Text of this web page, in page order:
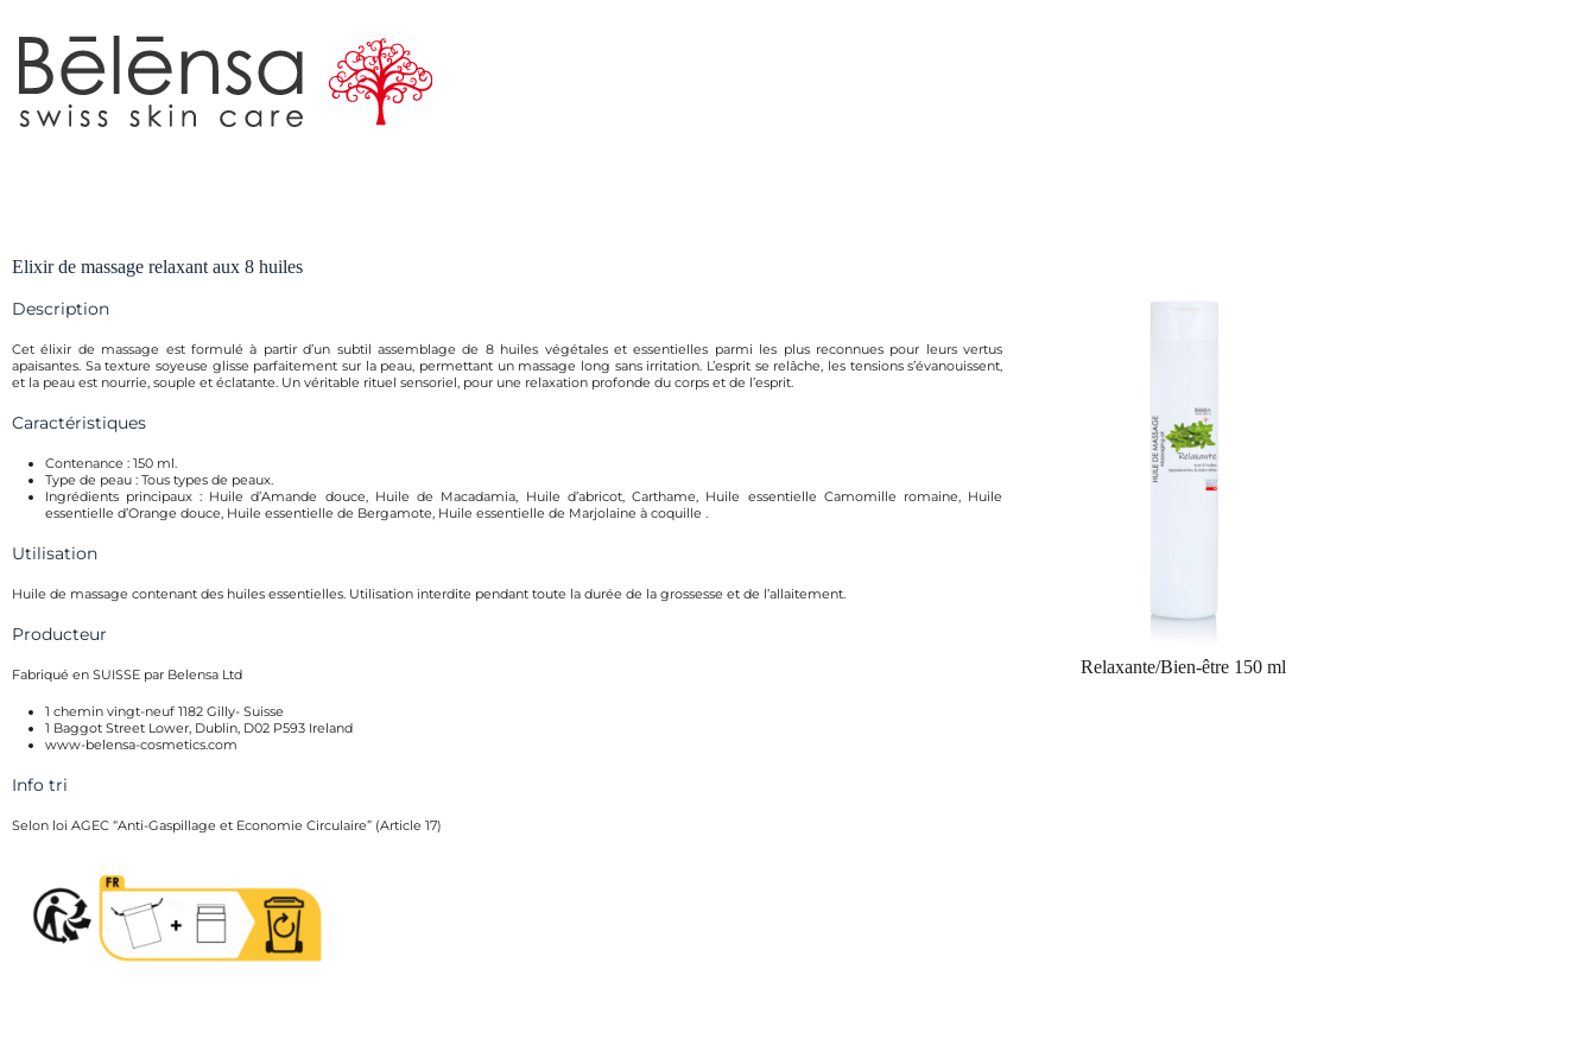
Elixir de massage relaxant aux 8 huiles
Description
Cet élixir de massage est formulé à partir d’un subtil assemblage de 8 huiles végétales et essentielles parmi les plus reconnues pour leurs vertus
apaisantes. Sa texture soyeuse glisse parfaitement sur la peau, permettant un massage long sans irritation. L’esprit se relâche, les tensions s’évanouissent,
et la peau est nourrie, souple et éclatante. Un véritable rituel sensoriel, pour une relaxation profonde du corps et de l’esprit.
Caractéristiques
Contenance : 150 ml.
Type de peau : Tous types de peaux.
Ingrédients principaux : Huile d’Amande douce, Huile de Macadamia, Huile d’abricot, Carthame, Huile essentielle Camomille romaine, Huile
essentielle d’Orange douce, Huile essentielle de Bergamote, Huile essentielle de Marjolaine à coquille .
Utilisation
Huile de massage contenant des huiles essentielles. Utilisation interdite pendant toute la durée de la grossesse et de l’allaitement.
Producteur
Fabriqué en SUISSE par Belensa Ltd
1 chemin vingt-neuf 1182 Gilly- Suisse
1 Baggot Street Lower, Dublin, D02 P593 Ireland
www-belensa-cosmetics.com
Info tri
Selon loi AGEC “Anti-Gaspillage et Economie Circulaire” (Article 17)
Relaxante/Bien-être 150 ml